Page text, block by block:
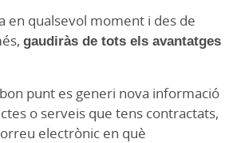
en qualsevol moment i des de
gaudiràs de tots els avantatges
punt es generi nova informació
o serveis que tens contractats,
electrònic en què